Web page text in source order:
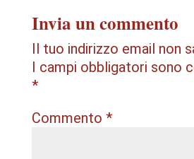
Invia un commento
Il tuo indirizzo email non
I campi obbligatori sono
*
Commento *